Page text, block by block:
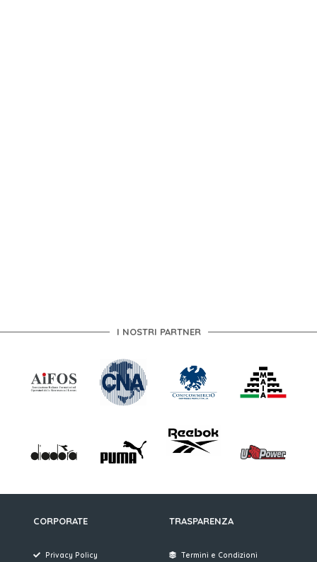
I NOSTRI PARTNER
CORPORATE
Privacy Policy
TRASPARENZA
Termini e Condizioni